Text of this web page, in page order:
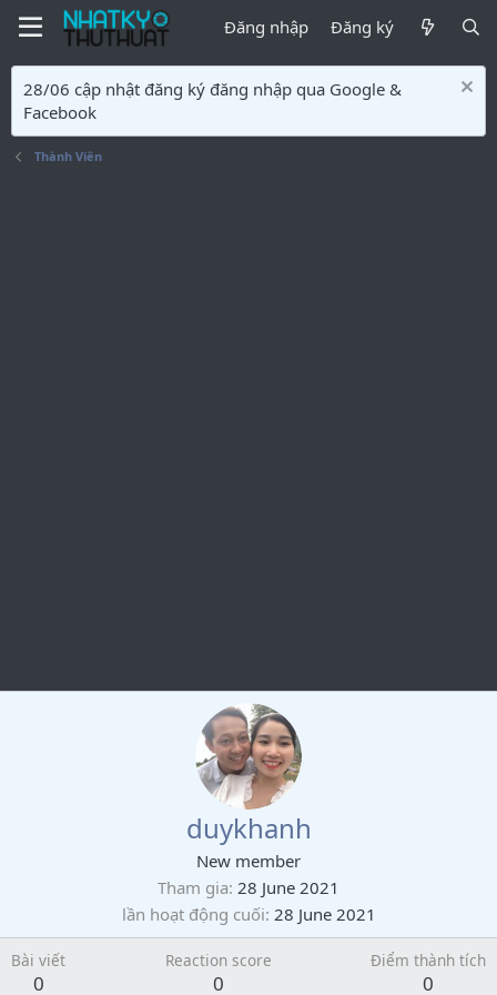
Đăng nhập Đăng ký
28/06 cập nhật đăng ký đăng nhập qua Google &
Facebook
Thành Viên
duykhanh
New member
Tham gia 28 June 2021
lần hoạt động cuối 28 June 2021
Bài viết
0
Reaction score
0
Điểm thành tích
0